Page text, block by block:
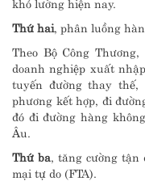
Thứ hai , phân luồng
Theo Bộ Công
doanh nghiệp xuất
tuyến đường thay
phương kết hợp, đi
đó đi đường hàng
Âu.
Thứ ba , tăng cường
mại tự do (FTA).